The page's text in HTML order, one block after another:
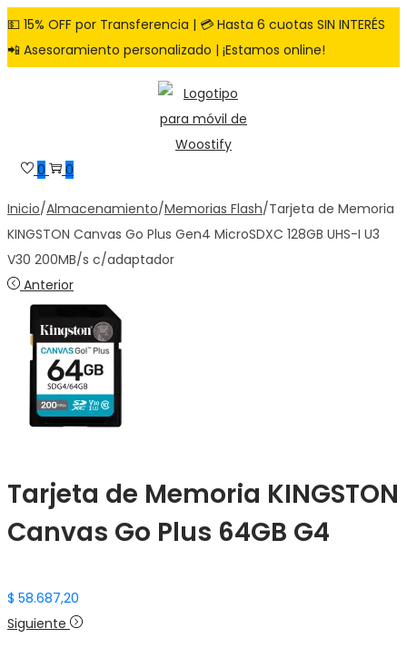
💵 15% OFF por Transferencia | 💳 Hasta 6 cuotas SIN INTERÉS
📲 Asesoramiento personalizado | ¡Estamos online!
navegación
0
0
Inicio/Almacenamiento/Memorias Flash/Tarjeta de Memoria
KINGSTON Canvas Go Plus Gen4 MicroSDXC 128GB UHS-I U3
V30 200MB/s c/adaptador
Anterior
Tarjeta de Memoria KINGSTON
Canvas Go Plus 64GB G4
$ 58.687,20
Siguiente